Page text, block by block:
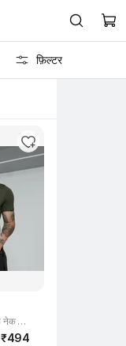
पुरुषों के लिए सॉलिड क्रू नेक हरा टी-शर्ट
₹494
फ़िल्टर